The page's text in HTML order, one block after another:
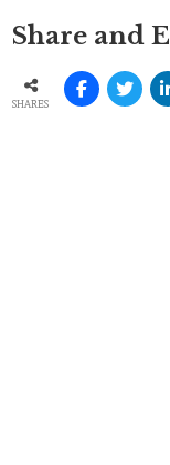
Share and
SHARES